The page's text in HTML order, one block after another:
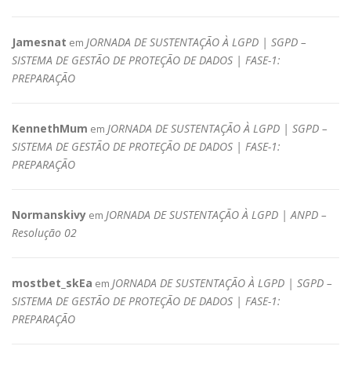
Jamesnat em JORNADA DE SUSTENTAÇÃO À LGPD | SGPD –
SISTEMA DE GESTÃO DE PROTEÇÃO DE DADOS | FASE-1:
PREPARAÇÃO
KennethMum em JORNADA DE SUSTENTAÇÃO À LGPD | SGPD –
SISTEMA DE GESTÃO DE PROTEÇÃO DE DADOS | FASE-1:
PREPARAÇÃO
Normanskivy em JORNADA DE SUSTENTAÇÃO À LGPD | ANPD –
Resolução 02
mostbet_skEa em JORNADA DE SUSTENTAÇÃO À LGPD | SGPD –
SISTEMA DE GESTÃO DE PROTEÇÃO DE DADOS | FASE-1:
PREPARAÇÃO